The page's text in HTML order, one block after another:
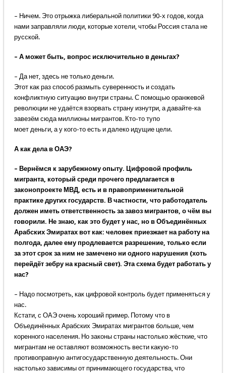
– Ничем. Это отрыжка либеральной политики 90-х годов, когда
нами заправляли люди, которые хотели, чтобы Россия стала не
русской.
– А может быть, вопрос исключительно в деньгах?
– Да нет, здесь не только деньги.
Этот как раз способ размыть суверенность и создать
конфликтную ситуацию внутри страны. С помощью оранжевой
революции не удаётся взорвать страну изнутри, а давайте-ка
завезём сюда миллионы мигрантов. Кто-то тупо
моет деньги, а у кого-то есть и далеко идущие цели.
А как дела в ОАЭ?
– Вернёмся к зарубежному опыту. Цифровой профиль
мигранта, который среди прочего предлагается в
законопроекте МВД, есть и в правоприменительной
практике других государств. В частности, что работодатель
должен иметь ответственность за завоз мигрантов, о чём вы
говорили. Не знаю, как это будет у нас, но в Объединённых
Арабских Эмиратах вот как: человек приезжает на работу на
полгода, далее ему продлевается разрешение, только если
за этот срок за ним не замечено ни одного нарушения (хоть
перейдёт зебру на красный свет). Эта схема будет работать у
нас?
– Надо посмотреть, как цифровой контроль будет применяться у
нас.
Кстати, с ОАЭ очень хороший пример. Потому что в
Объединённых Арабских Эмиратах мигрантов больше, чем
коренного населения. Но законы страны настолько жёсткие, что
мигрантам не оставляют возможность вести какую-то
противоправную антигосударственную деятельность. Они
настолько зависимы от принимающего государства, что